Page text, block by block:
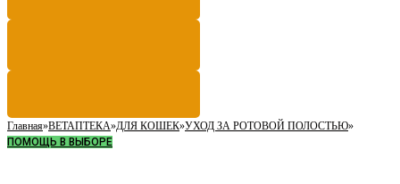
Главная»ВЕТАПТЕКА»ДЛЯ КОШЕК»УХОД ЗА РОТОВОЙ ПОЛОСТЬЮ»
ПОМОЩЬ В ВЫБОРЕ